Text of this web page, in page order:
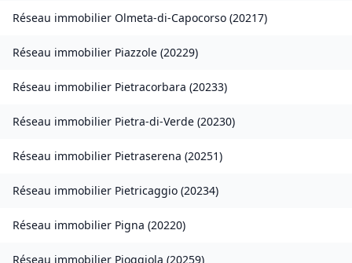
Réseau immobilier Olmeta-di-Capocorso (20217)
Réseau immobilier Piazzole (20229)
Réseau immobilier Pietracorbara (20233)
Réseau immobilier Pietra-di-Verde (20230)
Réseau immobilier Pietraserena (20251)
Réseau immobilier Pietricaggio (20234)
Réseau immobilier Pigna (20220)
Réseau immobilier Pioggiola (20259)